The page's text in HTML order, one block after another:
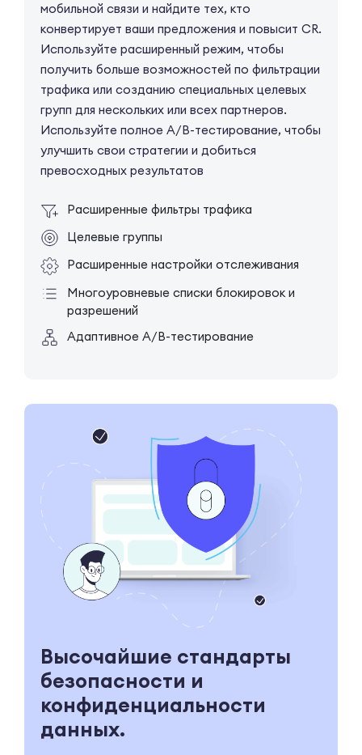
мобильной связи и найдите тех, кто
конвертирует ваши предложения и повысит CR.
Используйте расширенный режим, чтобы
получить больше возможностей по фильтрации
трафика или созданию специальных целевых
групп для нескольких или всех партнеров.
Используйте полное A/B-тестирование, чтобы
улучшить свои стратегии и добиться
превосходных результатов
Расширенные фильтры трафика
Целевые группы
Расширенные настройки отслеживания
Многоуровневые списки блокировок и
разрешений
Адаптивное A/B-тестирование
Высочайшие стандарты
безопасности и
конфиденциальности
данных.